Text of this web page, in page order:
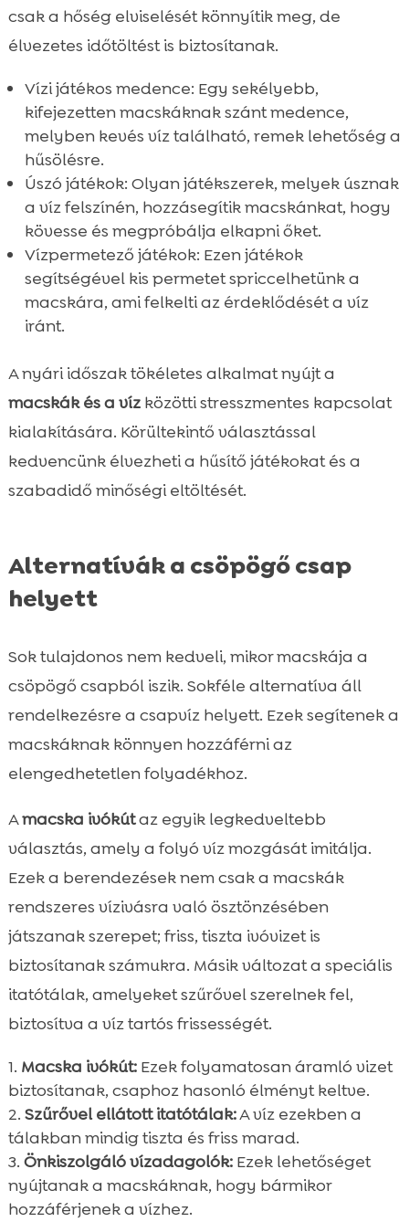
csak a hőség elviselését könnyítik meg, de
élvezetes időtöltést is biztosítanak.
Vízi játékos medence: Egy sekélyebb,
kifejezetten macskáknak szánt medence,
melyben kevés víz található, remek lehetőség a
hűsölésre.
Úszó játékok: Olyan játékszerek, melyek úsznak
a víz felszínén, hozzásegítik macskánkat, hogy
kövesse és megpróbálja elkapni őket.
Vízpermetező játékok: Ezen játékok
segítségével kis permetet spriccelhetünk a
macskára, ami felkelti az érdeklődését a víz
iránt.
A nyári időszak tökéletes alkalmat nyújt a
macskák és a vízközötti stresszmentes kapcsolat
kialakítására. Körültekintő választással
kedvencünk élvezheti a hűsítő játékokat és a
szabadidő minőségi eltöltését.
Alternatívák a csöpögő csap
helyett
Sok tulajdonos nem kedveli, mikor macskája a
csöpögő csapból iszik. Sokféle alternatíva áll
rendelkezésre a csapvíz helyett. Ezek segítenek a
macskáknak könnyen hozzáférni az
elengedhetetlen folyadékhoz.
Amacska ivókútaz egyik legkedveltebb
választás, amely a folyó víz mozgását imitálja.
Ezek a berendezések nem csak a macskák
rendszeres vízivásra való ösztönzésében
játszanak szerepet; friss, tiszta ivóvizet is
biztosítanak számukra. Másik változat a speciális
itatótálak, amelyeket szűrővel szerelnek fel,
biztosítva a víz tartós frissességét.
Macska ivókút:Ezek folyamatosan áramló vizet
biztosítanak, csaphoz hasonló élményt keltve.
Szűrővel ellátott itatótálak:A víz ezekben a
tálakban mindig tiszta és friss marad.
Önkiszolgáló vízadagolók:Ezek lehetőséget
nyújtanak a macskáknak, hogy bármikor
hozzáférjenek a vízhez.